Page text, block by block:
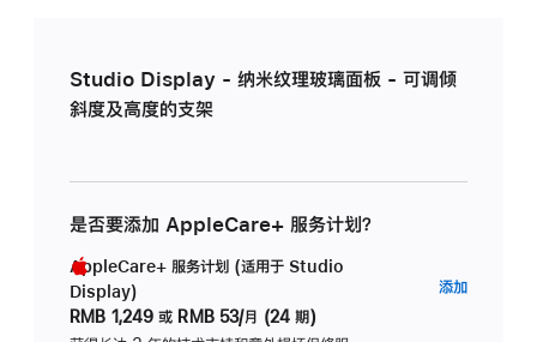
Studio Display - 纳米纹理玻璃面板 - 可调倾
斜度及高度的支架
是否要添加 AppleCare+ 服务计划？
AppleCare+ 服务计划 (适用于 Studio
Display)
RMB 1,249 或 RMB 53/月 (24 期)
添加